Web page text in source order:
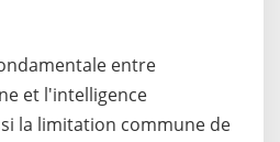
entre
et l'intelligence
la limitation commune de